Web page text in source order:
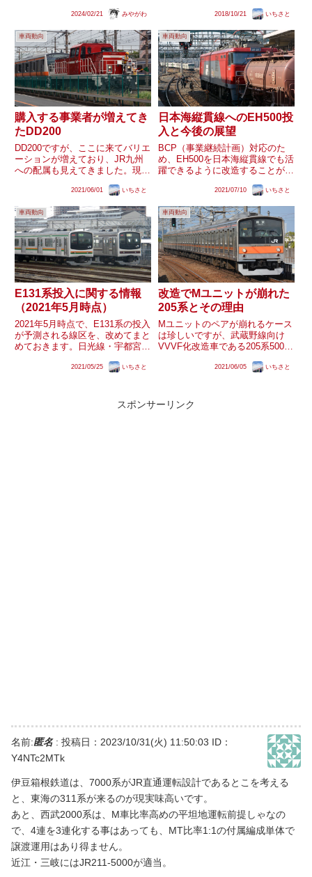
去」や「幕板を貼る工事」とな
どといった、リニューアルとは程
遠い、必要最低限の延命措置と
感...
2024/02/21 みやがわ
す。この記事の最新版について
事にまとめています。...
2018/10/21 いちさと
車両動向
購入する事業者が増えてき
たDD200
DD200ですが、ここに来てバリエ
ーションが増えており、JR九州
への配属も見えてきました。現
機、801号機が川重構内で目撃さ
水島臨海鉄道へ甲種輸送された
600番台倉敷から沿岸部...
2021/06/01 いちさと
車両動向
日本海縦貫線へのEH500投
入と今後の展望
BCP（事業継続計画）対応のた
め、EH500を日本海縦貫線でも活
躍できるように改造することが報
24が富山貨物駅へ向けて無動力
で、試運転や訓練が行われる可能
性があります。日本海縦貫...
2021/07/10 いちさと
車両動向
E131系投入に関する情報
（2021年5月時点）
2021年5月時点で、E131系の投入
が予測される線区を、改めてまと
めておきます。日光線・宇都宮
武支線が有力な状況です。日光
線2018年の東京総合車両...
2021/05/25 いちさと
車両動向
改造でMユニットが崩れた
205系とその理由
Mユニットのペアが崩れるケース
は珍しいですが、武蔵野線向け
VVVF化改造車である205系5000
ます。推測される理由をまとめま
山手線からの転入車でし...
2021/06/05 いちさと
スポンサーリンク
名前:匿名: 投稿日：2023/10/31(火) 11:50:03 ID：
Y4NTc2MTk
伊豆箱根鉄道は、7000系がJR直通運転設計であるとこを考える
と、東海の311系が来るのが現実味高いです。
あと、西武2000系は、M車比率高めの平坦地運転前提しゃなの
で、4連を3連化する事はあっても、MT比率1:1の付属編成単体で
譲渡運用はあり得ません。
近江・三岐にはJR211-5000が適当。